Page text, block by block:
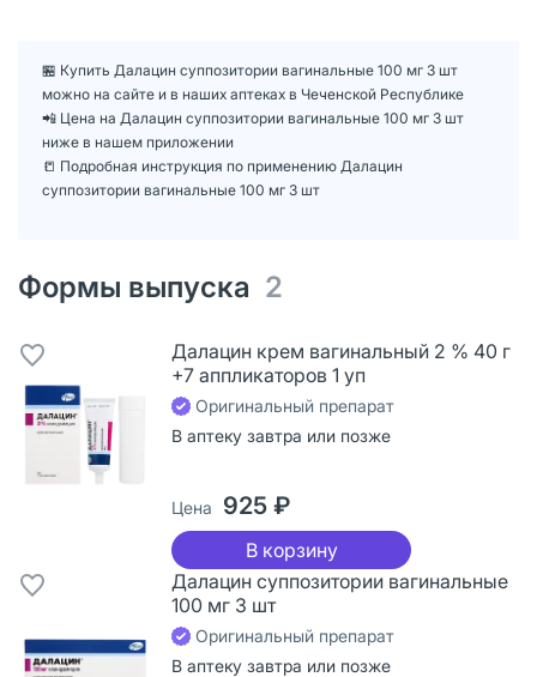
🏪 Купить Далацин суппозитории вагинальные 100 мг 3 шт
можно на сайте и в наших аптеках в Чеченской Республике
📲 Цена на Далацин суппозитории вагинальные 100 мг 3 шт
ниже в нашем приложении
📒 Подробная инструкция по применению Далацин
суппозитории вагинальные 100 мг 3 шт
Формы выпуска 2
Далацин крем вагинальный 2 % 40 г
+7 аппликаторов 1 уп
Оригинальный препарат
В аптеку завтра или позже
Цена 925 ₽
В корзину
Далацин суппозитории вагинальные
100 мг 3 шт
Оригинальный препарат
В аптеку завтра или позже